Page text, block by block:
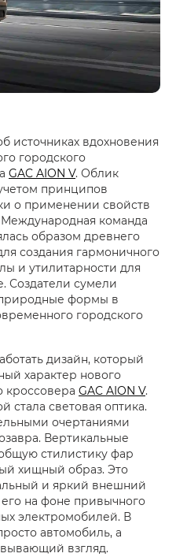
источниках вдохновения
городского
GAC AION V. Облик
принципов
о применении свойств
команда
образом древнего
создания гармоничного
и утилитарности для
Создатели сумели
формы в
городского
дизайн, который
характер нового
кроссовера GAC AION V.
стала световая оптика.
очертаниями
Вертикальные
стилистику фар
хищный образ. Это
и яркий внешний
на фоне привычного
электромобилей. В
автомобиль, а
взгляд.